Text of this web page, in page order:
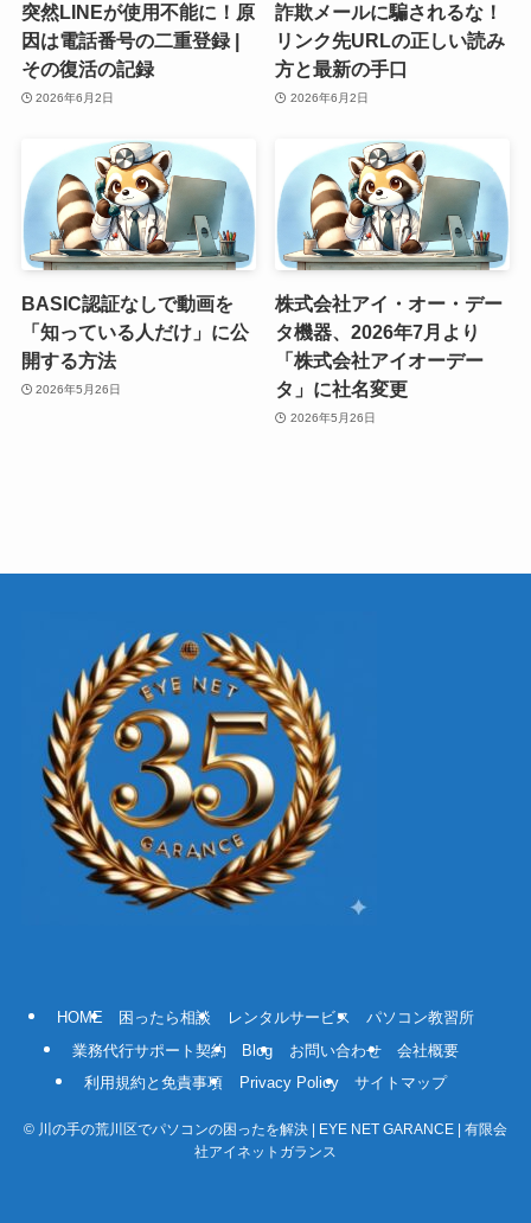
突然LINEが使用不能に！原
因は電話番号の二重登録 |
その復活の記録
2026年6月2日
詐欺メールに騙されるな！
リンク先URLの正しい読み
方と最新の手口
2026年6月2日
BASIC認証なしで動画を
「知っている人だけ」に公
開する方法
2026年5月26日
株式会社アイ・オー・デー
タ機器、2026年7月より
「株式会社アイオーデー
タ」に社名変更
2026年5月26日
HOME 困ったら相談 レンタルサービス
パソコン教習所
業務代行サポート契約
Blog お問い合わせ
会社概要
利用規約と免責事項
Privacy Policy サイトマップ
© 川の手の荒川区でパソコンの困ったを解決 | EYE NET GARANCE | 有限会
社アイネットガランス